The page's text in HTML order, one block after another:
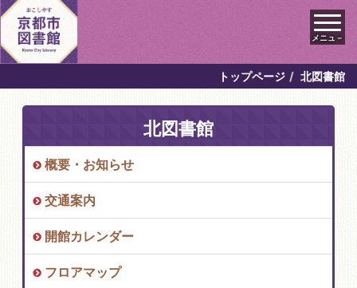
メニュ－
トップページ 北図書館
北図書館
概要・お知らせ
交通案内
開館カレンダー
フロアマップ